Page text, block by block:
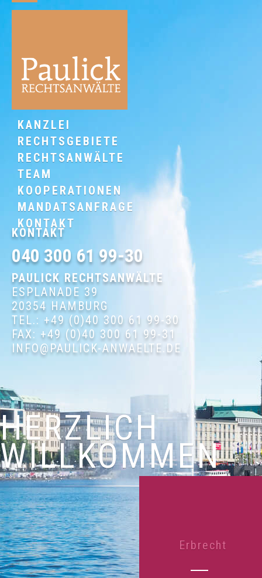
KANZLEI
RECHTSGEBIETE
RECHTSANWÄLTE
TEAM
KOOPERATIONEN
MANDATSANFRAGE
KONTAKT
KONTAKT
040 300 61 99-30
PAULICK RECHTSANWÄLTE
ESPLANADE 39
20354 HAMBURG
TEL.: +49 (0)40 300 61 99-30
FAX: +49 (0)40 300 61 99-31
INFO@PAULICK-ANWAELTE.DE
HERZLICH
WILLKOMMEN
Erbrecht